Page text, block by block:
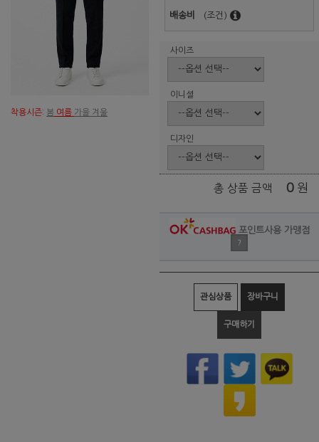
착용시즌: 봄 여름 가을 겨울
배송비 (조건)
사이즈
이니셜
디자인
총 상품 금액 0 원
포인트사용 가맹점
?
관심상품 장바구니
구매하기